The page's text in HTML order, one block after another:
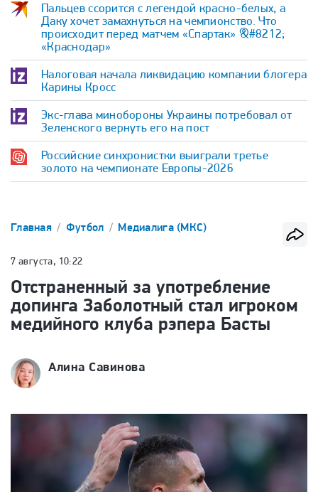
Пальцев ссорится с легендой красно-белых, а
Даку хочет замахнуться на чемпионство. Что
происходит перед матчем «Спартак» &#8212;
«Краснодар»
Налоговая начала ликвидацию компании блогера
Карины Кросс
Экс-глава минобороны Украины потребовал от
Зеленского вернуть его на пост
Российские синхронистки выиграли третье
золото на чемпионате Европы-2026
Главная Футбол Медиалига (МКС)
7 августа, 10:22
Отстраненный за употребление
допинга Заболотный стал игроком
медийного клуба рэпера Басты
Алина Савинова